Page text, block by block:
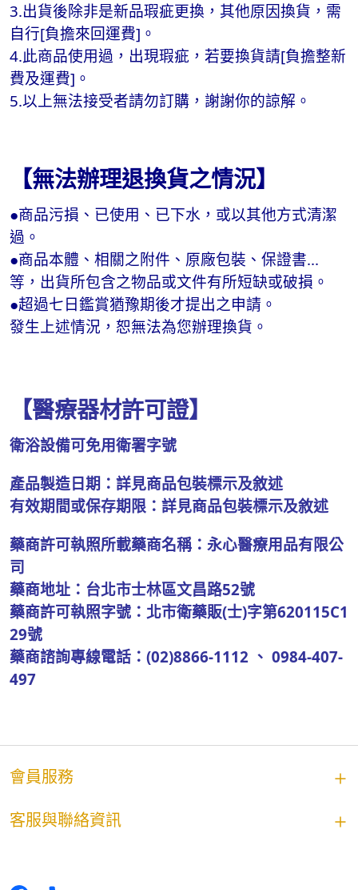
3.出貨後除非是新品瑕疵更換，其他原因換貨，需
自行[負擔來回運費]。
4.此商品使用過，出現瑕疵，若要換貨請[負擔整新
費及運費]。
5.以上無法接受者請勿訂購，謝謝你的諒解。
【無法辦理退換貨之情況】
●商品污損、已使用、已下水，或以其他方式清潔
過。
●商品本體、相關之附件、原廠包裝、保證書...
等，出貨所包含之物品或文件有所短缺或破損。
●超過七日鑑賞猶豫期後才提出之申請。
發生上述情況，恕無法為您辦理換貨。
【醫療器材許可證】
衛浴設備可免用衛署字號
產品製造日期：詳見商品包裝標示及敘述
有效期間或保存期限：詳見商品包裝標示及敘述
藥商許可執照所載藥商名稱：永心醫療用品有限公
司
藥商地址：台北市士林區文昌路52號
藥商許可執照字號：北市衛藥販(士)字第620115C1
29號
藥商諮詢專線電話：(02)8866-1112 、 0984-407-
497
會員服務
客服與聯絡資訊